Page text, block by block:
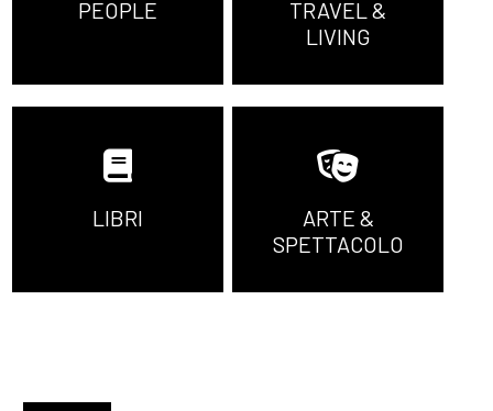
PEOPLE
TRAVEL &
LIVING
LIBRI
ARTE &
SPETTACOLO